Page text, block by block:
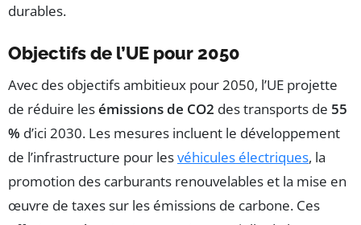
durables.
Objectifs de l’UE pour 2050
Avec des objectifs ambitieux pour 2050, l’UE projette
de réduire lesémissions de CO2 des transports de 55
% d’ici 2030. Les mesures incluent le développement
de l’infrastructure pour lesvéhicules électriques, la
promotion des carburants renouvelables et la mise en
œuvre de taxes sur les émissions de carbone. Ces